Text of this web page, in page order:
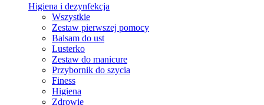
Higiena i dezynfekcja
Wszystkie
Zestaw pierwszej pomocy
Balsam do ust
Lusterko
Zestaw do manicure
Przybornik do szycia
Finess
Higiena
Zdrowie